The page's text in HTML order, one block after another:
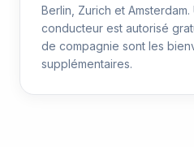
Berlin, Zurich et
conducteur est autorisé
de compagnie sont les
supplémentaires.